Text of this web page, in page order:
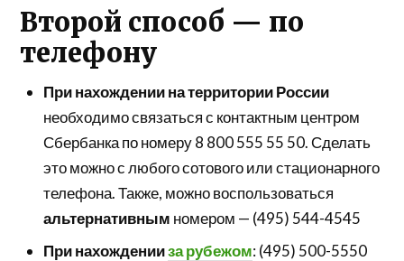
Второй способ — по
телефону
При нахождении на территории России
необходимо связаться с контактным центром
Сбербанка по номеру 8 800 555 55 50. Сделать
это можно с любого сотового или стационарного
телефона. Также, можно воспользоваться
альтернативным номером — (495) 544-4545
При нахожденииза рубежом: (495) 500-5550